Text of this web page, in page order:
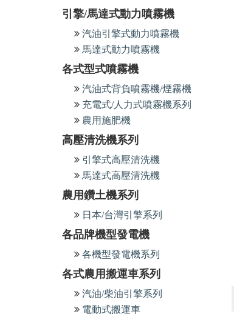
引擎/馬達式動力噴霧機
汽油引擎式動力噴霧機
馬達式動力噴霧機
各式型式噴霧機
汽油式背負噴霧機/煙霧機
充電式/人力式噴霧機系列
農用施肥機
高壓清洗機系列
引擎式高壓清洗機
馬達式高壓清洗機
農用鑽土機系列
日本/台灣引擎系列
各品牌機型發電機
各機型發電機系列
各式農用搬運車系列
汽油/柴油引擎系列
電動式搬運車